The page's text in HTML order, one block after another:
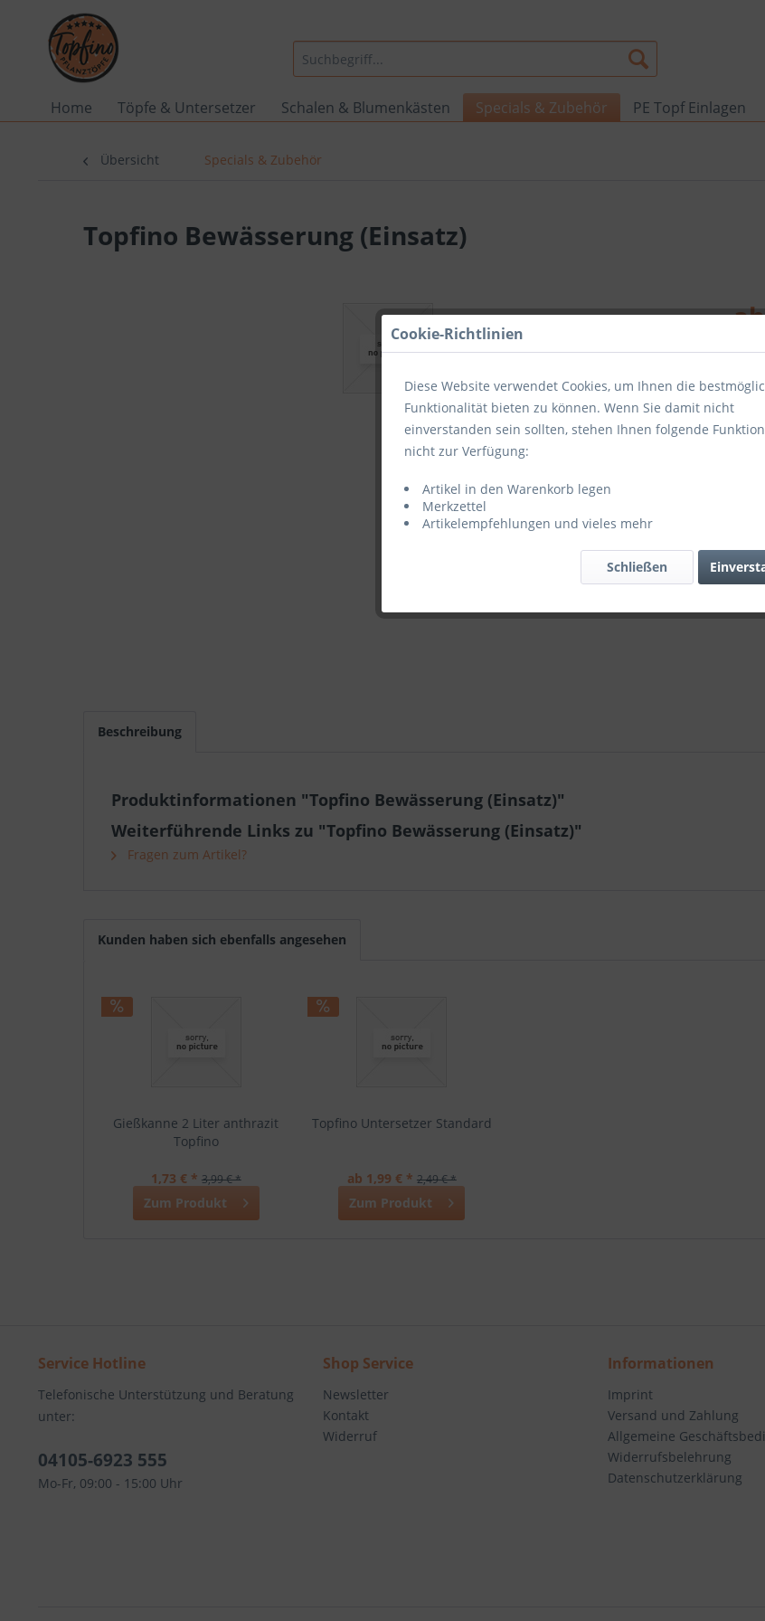
Home Töpfe & Untersetzer Schalen & Blumenkästen Specials & Zubehör PE Topf Einlagen
Übersicht Specials & Zubehör
Topfino Bewässerung (Einsatz)
Beschreibung
Produktinformationen "Topfino Bewässerung (Einsatz)"
Weiterführende Links zu "Topfino Bewässerung (Einsatz)"
Fragen zum Artikel?
Kunden haben sich ebenfalls angesehen
Gießkanne 2 Liter anthrazit
Topfino
1,73 € * 3,99 € *
Zum Produkt
Topfino Untersetzer Standard
ab 1,99 € * 2,49 € *
Zum Produkt
Service Hotline
Telefonische Unterstützung und Beratung
unter:
04105-6923 555
Mo-Fr, 09:00 - 15:00 Uhr
Shop Service
Newsletter
Kontakt
Widerruf
Informationen
Imprint
Versand und Zahlung
Allgemeine
Widerrufsbelehrung
Datenschutzerklärung
Cookie-Richtlinien
Diese Website verwendet Cookies, um Ihnen die
Funktionalität bieten zu können. Wenn Sie damit nicht
einverstanden sein sollten, stehen Ihnen folgende
nicht zur Verfügung:
Artikel in den Warenkorb legen
Merkzettel
Artikelempfehlungen und vieles mehr
Schließen